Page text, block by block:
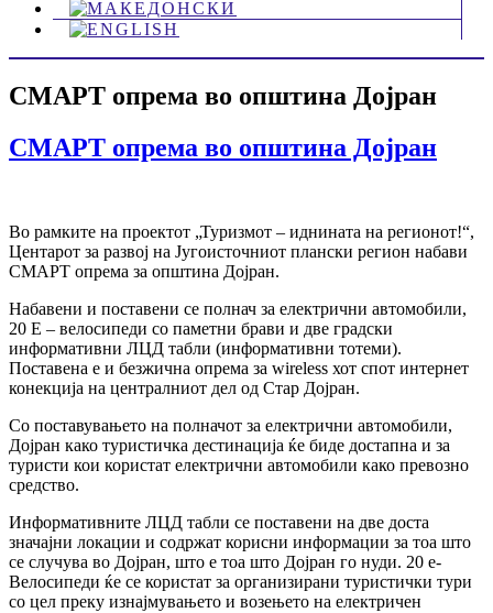
СМАРТ опрема во општина Дојран
СМАРТ опрема во општина Дојран
Во рамките на проектот „Туризмот – иднината на регионот!“,
Центарот за развој на Југоисточниот плански регион набави
СМАРТ опрема за општина Дојран.
Набавени и поставени се полнач за електрични автомобили,
20 Е – велосипеди со паметни брави и две градски
информативни ЛЦД табли (информативни тотеми).
Поставена е и безжична опрема за wireless хот спот интернет
конекција на централниот дел од Стар Дојран.
Со поставувањето на полначот за електрични автомобили,
Дојран како туристичка дестинација ќе биде достапна и за
туристи кои користат електрични автомобили како превозно
средство.
Информативните ЛЦД табли се поставени на две доста
значајни локации и содржат корисни информации за тоа што
се случува во Дојран, што е тоа што Дојран го нуди. 20 е-
Велосипеди ќе се користат за организирани туристички тури
со цел преку изнајмувањето и возењето на електричен